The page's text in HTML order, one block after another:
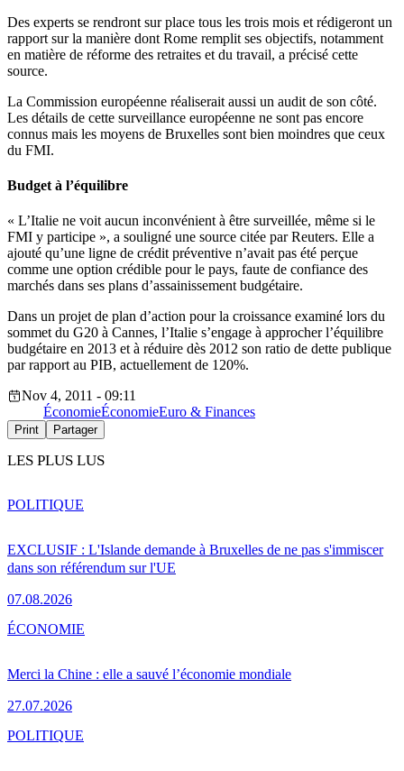
Des experts se rendront sur place tous les trois mois et rédigeront un
rapport sur la manière dont Rome remplit ses objectifs, notamment
en matière de réforme des retraites et du travail, a précisé cette
source.
La Commission européenne réaliserait aussi un audit de son côté.
Les détails de cette surveillance européenne ne sont pas encore
connus mais les moyens de Bruxelles sont bien moindres que ceux
du FMI.
Budget à l’équilibre
« L’Italie ne voit aucun inconvénient à être surveillée, même si le
FMI y participe », a souligné une source citée par Reuters. Elle a
ajouté qu’une ligne de crédit préventive n’avait pas été perçue
comme une option crédible pour le pays, faute de confiance des
marchés dans ses plans d’assainissement budgétaire.
Dans un projet de plan d’action pour la croissance examiné lors du
sommet du G20 à Cannes, l’Italie s’engage à approcher l’équilibre
budgétaire en 2013 et à réduire dès 2012 son ratio de dette publique
par rapport au PIB, actuellement de 120%.
Nov 4, 2011 - 09:11
ÉconomieÉconomieEuro & Finances
Print Partager
LES PLUS LUS
EXCLUSIF : L'Islande demande à Bruxelles de ne pas s'immiscer
dans son référendum sur l'UE
07.08.2026
POLITIQUE
Merci la Chine : elle a sauvé l’économie mondiale
27.07.2026
ÉCONOMIE
POLITIQUE